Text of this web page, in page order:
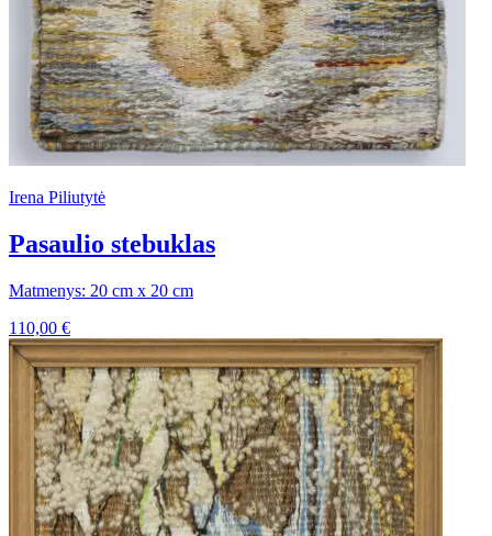
Irena Piliutytė
Pasaulio stebuklas
Matmenys: 20 cm x 20 cm
110,00 €